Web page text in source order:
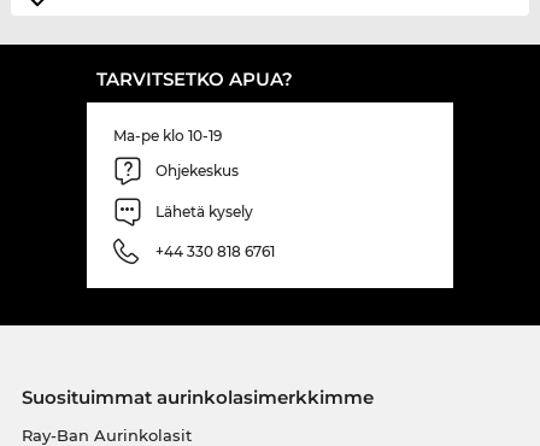
TARVITSETKO APUA?
Ma-pe klo 10-19
Ohjekeskus
Lähetä kysely
+44 330 818 6761
Suosituimmat aurinkolasimerkkimme
Ray-Ban Aurinkolasit